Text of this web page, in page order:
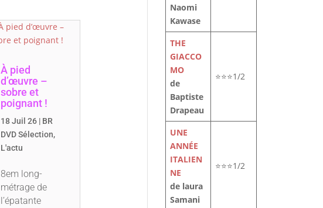
À pied
d’œuvre –
sobre et
poignant !
18 Juil 26| BR
DVD Sélection,
L'actu
8em long-
métrage de
l’épatante
Naomi
Kawase
THE
GIACCO
MO
de
Baptiste
Drapeau
⭐⭐⭐1/2
UNE
ANNÉE
ITALIEN
NE
de laura
Samani
⭐⭐⭐1/2